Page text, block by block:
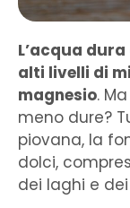
L’acqua dura
alti livelli di
magnesio.
meno dure?
piovana, la
dolci,
dei laghi e